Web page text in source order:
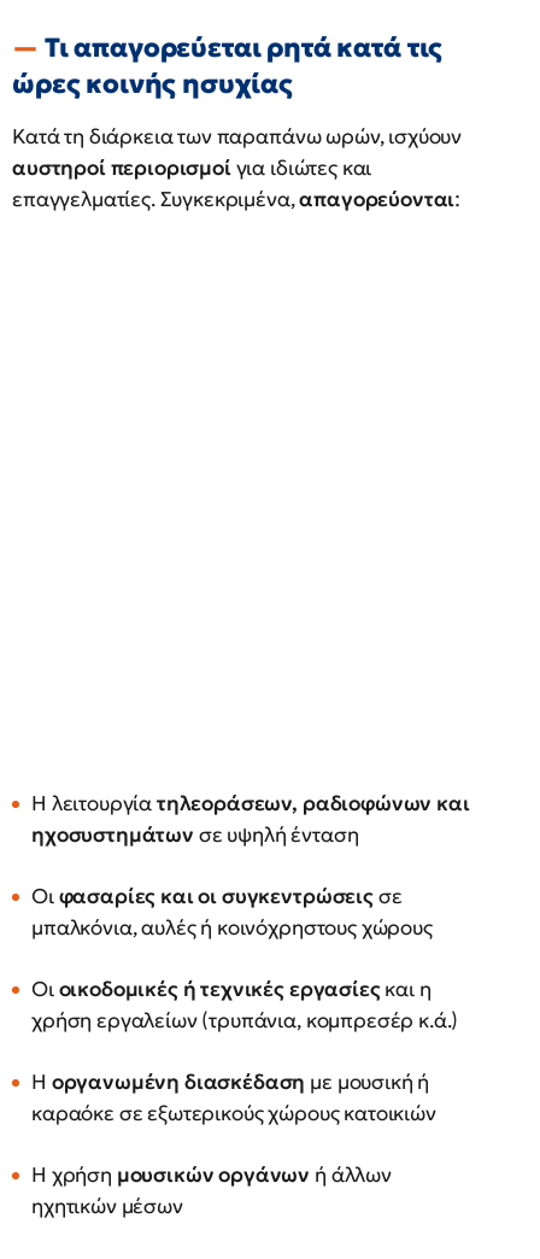
Τι απαγορεύεται ρητά κατά τις
ώρες κοινής ησυχίας
Κατά τη διάρκεια των παραπάνω ωρών, ισχύουν
αυστηροί περιορισμοίγια ιδιώτες και
επαγγελματίες. Συγκεκριμένα,απαγορεύονται:
Η λειτουργίατηλεοράσεων, ραδιοφώνων και
ηχοσυστημάτων σε υψηλή ένταση
Οιφασαρίες και οι συγκεντρώσειςσε
μπαλκόνια, αυλές ή κοινόχρηστους χώρους
Οιοικοδομικές ή τεχνικές εργασίεςκαι η
χρήση εργαλείων (τρυπάνια, κομπρεσέρ κ.ά.)
Η οργανωμένη διασκέδαση με μουσική ή
καραόκε σε εξωτερικούς χώρους κατοικιών
Η χρήση μουσικών οργάνων ή άλλων
ηχητικών μέσων